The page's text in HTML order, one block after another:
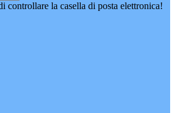
controllare la casella di posta elettronica!